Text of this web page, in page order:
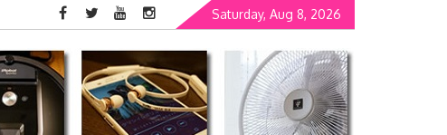
Saturday, Aug 8, 2026